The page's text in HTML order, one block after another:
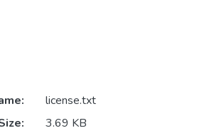
license.txt
3.69 KB